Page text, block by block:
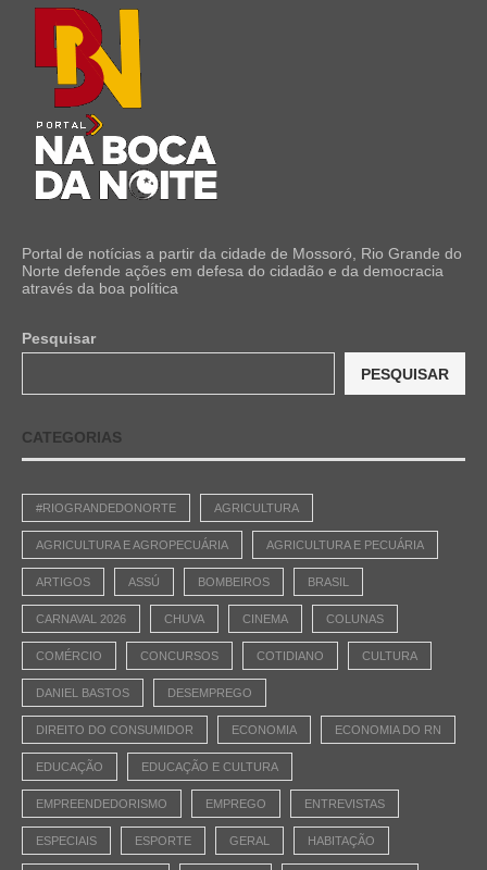
Portal de notícias a partir da cidade de Mossoró, Rio Grande do
Norte defende ações em defesa do cidadão e da democracia
através da boa política
Pesquisar
PESQUISAR
CATEGORIAS
#RIOGRANDEDONORTE AGRICULTURA
AGRICULTURA E AGROPECUÁRIA AGRICULTURA E PECUÁRIA
ARTIGOS ASSÚ BOMBEIROS BRASIL
CARNAVAL 2026 CHUVA CINEMA COLUNAS
COMÉRCIO CONCURSOS COTIDIANO CULTURA
DANIEL BASTOS DESEMPREGO
DIREITO DO CONSUMIDOR ECONOMIA ECONOMIA DO RN
EDUCAÇÃO EDUCAÇÃO E CULTURA
EMPREENDEDORISMO EMPREGO ENTREVISTAS
ESPECIAIS ESPORTE GERAL HABITAÇÃO